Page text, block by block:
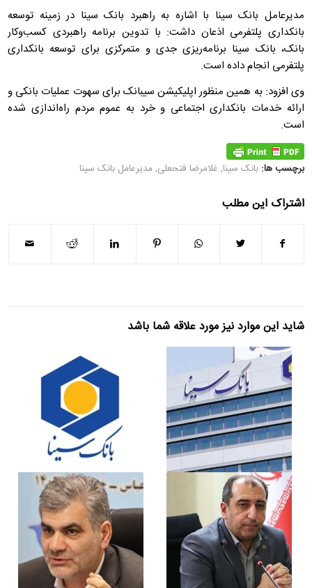
مدیرعامل بانک سینا با اشاره به راهبرد بانک سینا در زمینه توسعه
بانکداری پلتفرمی اذعان داشت: با تدوین برنامه راهبردی کسب‌وکار
بانک، بانک سینا برنامه‌ریزی جدی و متمرکزی برای توسعه بانکداری
پلتفرمی انجام داده است.
وی افزود: به همین منظور اپلیکیشن سیبانک برای سهوت عملیات بانکی و
ارائه خدمات بانکداری اجتماعی و خرد به عموم مردم راه‌اندازی شده
است.
برچسب ها: بانک سینا, غلامرضا فتحعلی, مدیرعامل بانک سینا
اشتراک این مطلب
شاید این موارد نیز مورد علاقه شما باشد